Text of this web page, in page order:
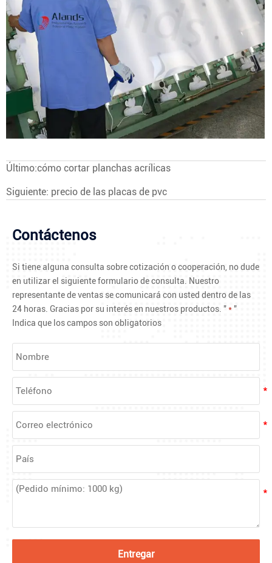
Último:cómo cortar planchas acrílicas
Siguiente: precio de las placas de pvc
Contáctenos
Si tiene alguna consulta sobre cotización o cooperación, no dude
en utilizar el siguiente formulario de consulta. Nuestro
representante de ventas se comunicará con usted dentro de las
24 horas. Gracias por su interés en nuestros productos. "* "
Indica que los campos son obligatorios
Entregar